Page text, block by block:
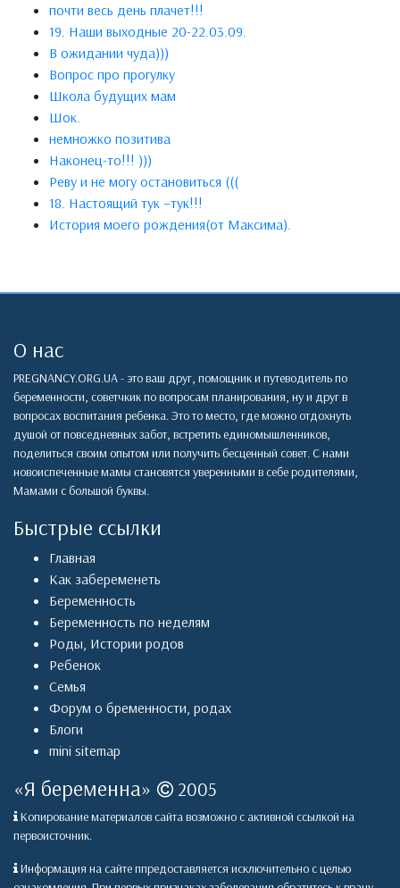
почти весь день плачет!!!
19. Наши выходные 20-22.03.09.
В ожидании чуда)))
Вопрос про прогулку
Школа будущих мам
Шок.
немножко позитива
Наконец-то!!! )))
Реву и не могу остановиться (((
18. Настоящий тук –тук!!!
История моего рождения(от Максима).
О нас
PREGNANCY.ORG.UA - это ваш друг, помощник и путеводитель по
беременности, советчкик по вопросам планирования, ну и друг в
вопросах воспитания ребенка. Это то место, где можно отдохнуть
душой от повседневных забот, встретить единомышленников,
поделиться своим опытом или получить бесценный совет. С нами
новоиспеченные мамы становятся уверенными в себе родителями,
Мамами с большой буквы.
Быстрые ссылки
Главная
Как забеременеть
Беременность
Беременность по неделям
Роды, Истории родов
Ребенок
Семья
Форум о бременности, родах
Блоги
mini sitemap
«Я беременна» 2005
Копирование материалов сайта возможно с активной ссылкой на
первоисточник.
Информация на сайте ппредоставляется исключительно с целью